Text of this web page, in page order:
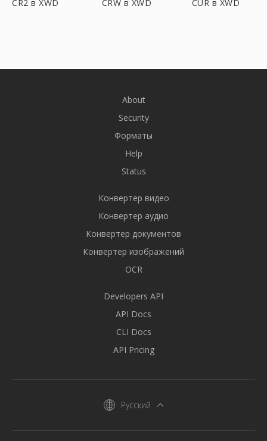
CR2 в XWD CRW в XWD CUR в XWD
About
Security
Форматы
Help
Status
Конвертер видео
Конвертер аудио
Конвертер документов
Конвертер изображений
OCR
Developers API
API Docs
CLI Docs
API Pricing
Русский